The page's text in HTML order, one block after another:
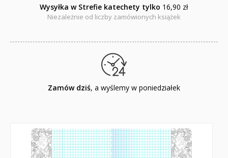
Wysyłka w Strefie katechety tylko 16,90 zł
Niezależnie od liczby zamówionych książek
Zamów dziś, a wyślemy w poniedziałek